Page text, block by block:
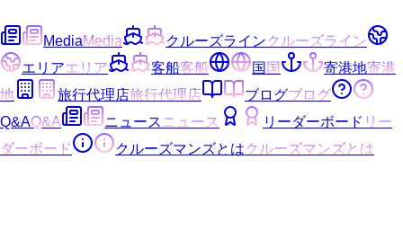
MediaMedia クルーズラインクルーズライン
エリアエリア 客船客船 国国 寄港地寄港
地
旅行代理店旅行代理店 ブログブログ
Q&AQ&A ニュース ニュース リーダーボード リー
ダーボード
クルーズマンズとはクルーズマンズとは